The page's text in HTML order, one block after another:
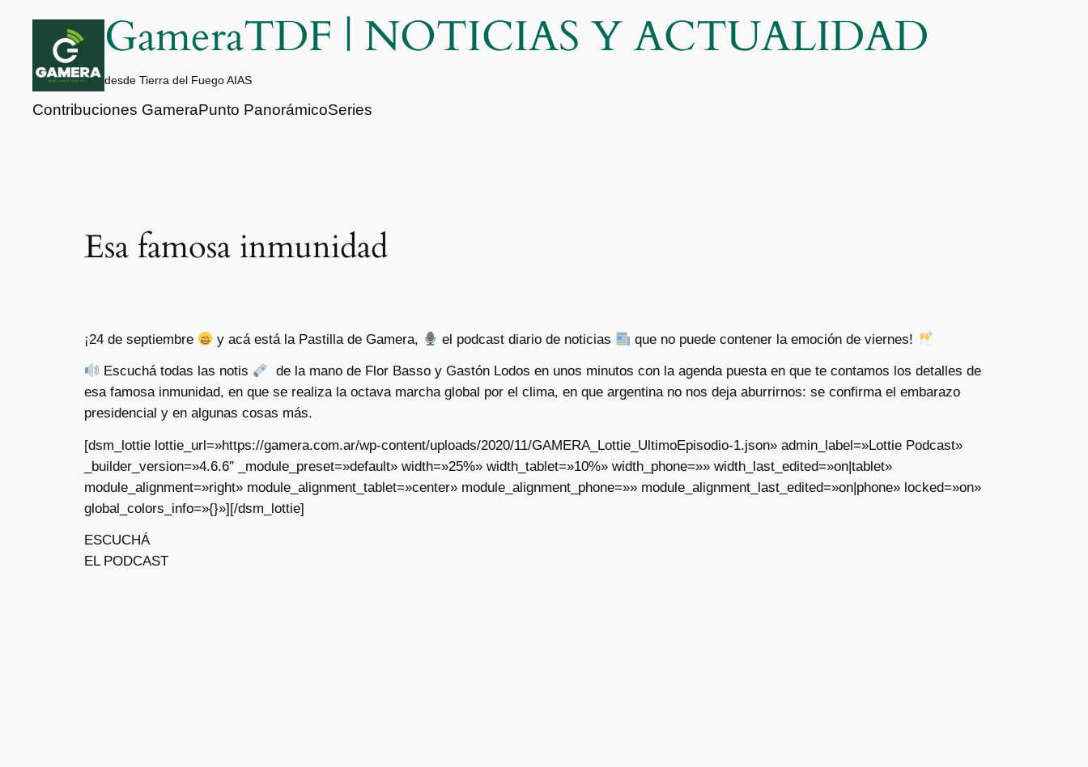
contenido
GameraTDF | NOTICIAS Y ACTUALIDAD
desde Tierra del Fuego AIAS
Contribuciones GameraPunto PanorámicoSeries
Esa famosa inmunidad
¡24 de septiembre y acá está la Pastilla de Gamera, el podcast diario de noticias que no puede contener la emoción de viernes!
Escuchá todas las notis
de la mano de Flor Basso y Gastón Lodos en unos minutos con la agenda puesta en que te contamos los detalles de
esa famosa inmunidad, en que se realiza la octava marcha global por el clima, en que argentina no nos deja aburrirnos: se confirma el embarazo
presidencial y en algunas cosas más.
[dsm_lottie lottie_url=»https://gamera.com.ar/wp-content/uploads/2020/11/GAMERA_Lottie_UltimoEpisodio-1.json» admin_label=»Lottie Podcast»
_builder_version=»4.6.6″ _module_preset=»default» width=»25%» width_tablet=»10%» width_phone=»» width_last_edited=»on|tablet»
module_alignment=»right» module_alignment_tablet=»center» module_alignment_phone=»» module_alignment_last_edited=»on|phone» locked=»on»
global_colors_info=»{}»][/dsm_lottie]
ESCUCHÁ
EL PODCAST